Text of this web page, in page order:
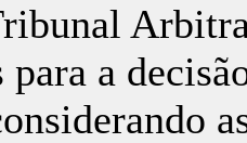
para a